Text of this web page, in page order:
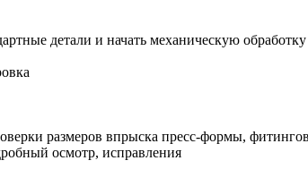
детали и начать механическую
размеров впрыска пресс-формы,
осмотр, исправления